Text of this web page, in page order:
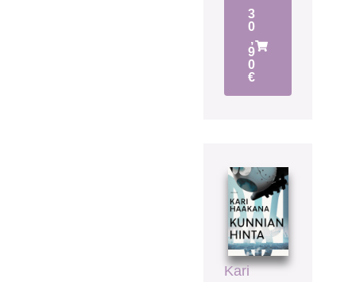
3
0
,
9
0
€
Kari